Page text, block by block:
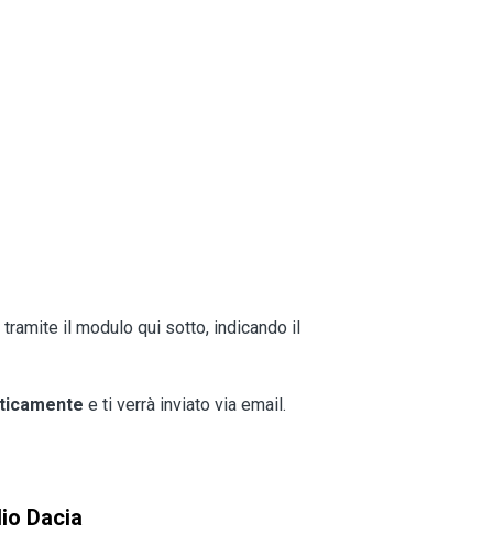
il modulo qui sotto, indicando il
e ti verrà inviato via email.
Dacia